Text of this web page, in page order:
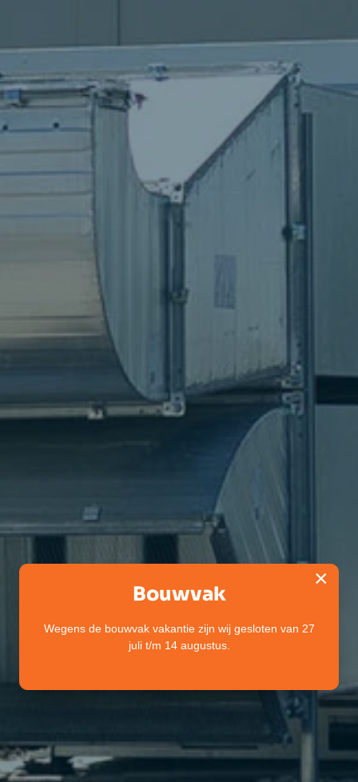
×
Bouwvak
Wegens de bouwvak vakantie zijn wij gesloten van 27
juli t/m 14 augustus.